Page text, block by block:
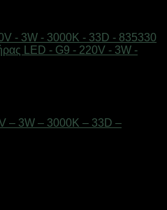
– 3W – 3000K – 33D –